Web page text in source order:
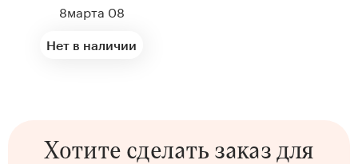
Collection
8марта 08
Нет в наличии
Хотите сделать заказдля